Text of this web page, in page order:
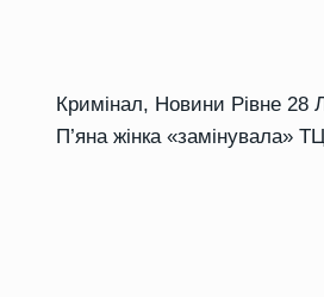
Кримінал, Новини Рівне 28
П’яна жінка «замінувала»